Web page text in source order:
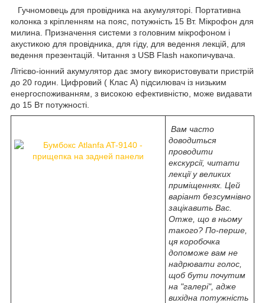
Гучномовець для провідника на акумуляторі. Портативна
колонка з кріпленням на пояс, потужність 15 Вт. Мікрофон для
милина. Призначення системи з головним мікрофоном і
акустикою для провідника, для гіду, для ведення лекцій, для
ведення презентацій. Читання з USB Flash накопичувача.
Літієво-іонний акумулятор дає змогу використовувати пристрій
до 20 годин. Цифровий ( Клас А) підсилювач із низьким
енергоспоживанням, з високою ефективністю, може видавати
до 15 Вт потужності.
Вам часто
доводиться
проводити
екскурсії, читати
лекції у великих
приміщеннях. Цей
варіант безсумнівно
зацікавить Вас.
Отже, що в ньому
такого? По-перше,
ця коробочка
допоможе вам не
надрювати голос,
щоб бути почутим
на "галері", адже
вихідна потужність